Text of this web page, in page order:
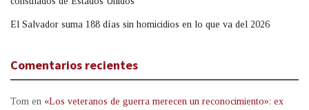
El Salvador suma 188 días sin homicidios en lo que va del 2026
Comentarios recientes
Tom en «Los veteranos de guerra merecen un reconocimiento»: ex